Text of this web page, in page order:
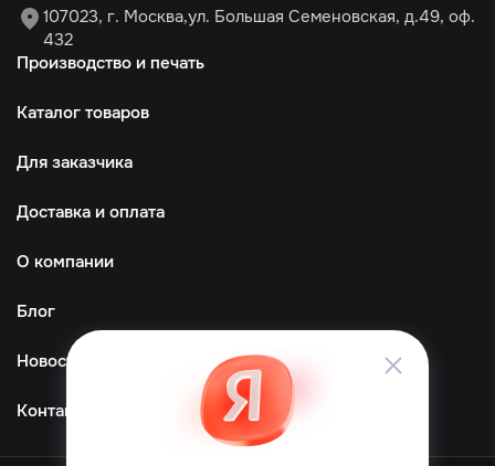
107023, г. Москва,ул. Большая Семеновская, д.49, оф.
432
Производство и печать
Каталог товаров
Для заказчика
Доставка и оплата
О компании
Блог
Новости
Контакты